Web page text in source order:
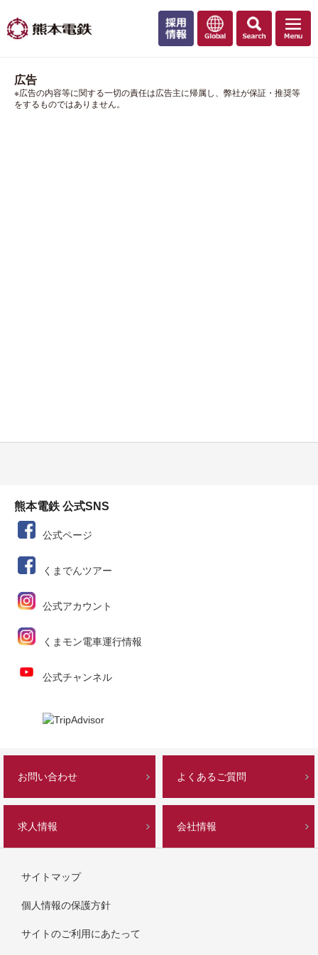
広告
※広告の内容等に関する一切の責任は広告主に帰属し、弊社が保証・推奨等
をするものではありません。
熊本電鉄 公式SNS
公式ページ
くまでんツアー
公式アカウント
くまモン電車運行情報
公式チャンネル
お問い合わせ よくあるご質問
求人情報 会社情報
サイトマップ
個人情報の保護方針
サイトのご利用にあたって